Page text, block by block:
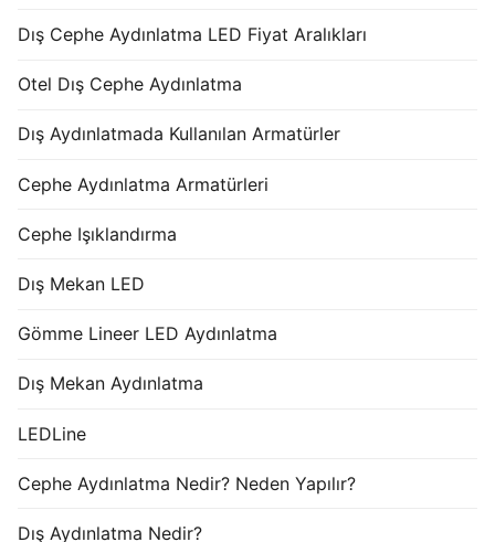
Dış Cephe Aydınlatma LED Fiyat Aralıkları
Otel Dış Cephe Aydınlatma
Dış Aydınlatmada Kullanılan Armatürler
Cephe Aydınlatma Armatürleri
Cephe Işıklandırma
Dış Mekan LED
Gömme Lineer LED Aydınlatma
Dış Mekan Aydınlatma
LEDLine
Cephe Aydınlatma Nedir? Neden Yapılır?
Dış Aydınlatma Nedir?